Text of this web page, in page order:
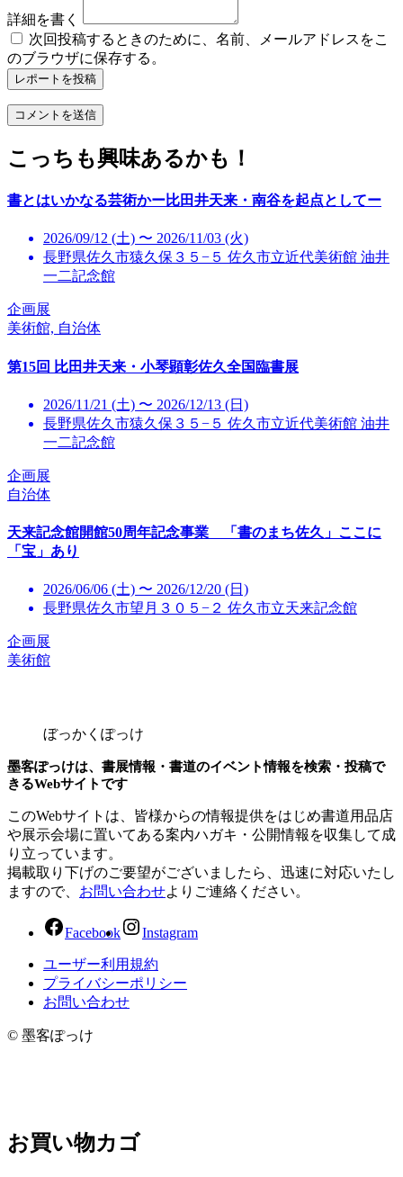
詳細を書く
次回投稿するときのために、名前、メールアドレスをこ
のブラウザに保存する。
レポートを投稿
こっちも興味あるかも！
書とはいかなる芸術かー比田井天来・南谷を起点としてー
2026/09/12 (土) 〜 2026/11/03 (火)
長野県佐久市猿久保３５−５ 佐久市立近代美術館 油井
一二記念館
企画展
美術館, 自治体
第15回 比田井天来・小琴顕彰佐久全国臨書展
2026/11/21 (土) 〜 2026/12/13 (日)
長野県佐久市猿久保３５−５ 佐久市立近代美術館 油井
一二記念館
企画展
自治体
天来記念館開館50周年記念事業 「書のまち佐久」ここに
「宝」あり
2026/06/06 (土) 〜 2026/12/20 (日)
長野県佐久市望月３０５−２ 佐久市立天来記念館
企画展
美術館
ぼっかくぽっけ
墨客ぽっけは、書展情報・書道のイベント情報を検索・投稿で
きるWebサイトです
このWebサイトは、皆様からの情報提供をはじめ書道用品店
や展示会場に置いてある案内ハガキ・公開情報を収集して成
り立っています。
掲載取り下げのご要望がございましたら、迅速に対応いたし
ますので、 お問い合わせよりご連絡ください。
Facebook Instagram
ユーザー利用規約
プライバシーポリシー
お問い合わせ
© 墨客ぽっけ
お買い物カゴ